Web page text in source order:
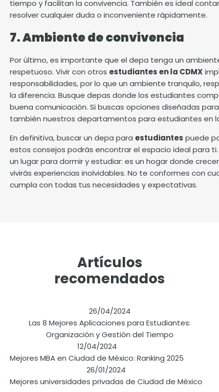
tiempo y facilitan la convivencia. También es ideal
resolver cualquier duda o inconveniente rápidamente.
7. Ambiente de convivencia
Por último, es importante que el depa tenga un
respetuoso. Vivir con otros estudiantes en la CDMX
responsabilidades, por lo que un ambiente tranquilo,
la diferencia. Busque depas donde los estudiantes
buena comunicación. Si buscas opciones diseñadas
también nuestros departamentos para estudiantes en la
En definitiva, buscar un depa para estudiantes puede
estos consejos podrás encontrar el espacio ideal para
un lugar para dormir y estudiar: es un hogar donde
vivirás experiencias inolvidables. No te conformes con
cumpla con todas tus necesidades y expectativas.
Artículos
recomendados
26/04/2024
Las 8 Mejores Aplicaciones para Estudiantes:
Organización y Gestión del Tiempo
12/04/2024
Mejores MBA en Ciudad de México: Ranking 2025
26/01/2024
Mejores universidades privadas de Ciudad de México